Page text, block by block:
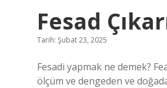
Fesad
Tarih: Şubat 23, 2025
Fesadi yapmak ne demek?
ölçüm ve dengeden ve